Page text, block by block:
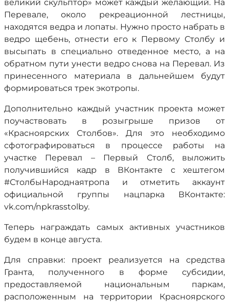
великий скульптор» может каждый желающий. На
Перевале, около рекреационной лестницы,
находятся ведра и лопаты. Нужно просто набрать в
ведро щебень, отнести его к Первому Столбу и
высыпать в специально отведенное место, а на
обратном пути унести ведро снова на Перевал. Из
принесенного материала в дальнейшем будут
формироваться трек экотропы.
Дополнительно каждый участник проекта может
поучаствовать в розыгрыше призов от
«Красноярских Столбов». Для это необходимо
сфотографироваться в процессе работы на
участке Перевал – Первый Столб, выложить
получившийся кадр в ВКонтакте с хештегом
#СтолбыНароднаятропа и отметить аккаунт
официальной группы нацпарка ВКонтакте:
vk.com/npkrasstolby.
Теперь награждать самых активных участников
будем в конце августа.
Для справки: проект реализуется на средства
Гранта, полученного в форме субсидии,
предоставляемой национальным паркам,
расположенным на территории Красноярского